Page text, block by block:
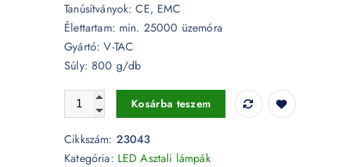
Tanúsítványok: CE, EMC
Élettartam: min. 25000 üzemóra
Gyártó: V-TAC
Súly: 800 g/db
3W LED Mágneses 3in1 piros asztali lámpa 4000K - 23043
Kosárba teszem
Cikkszám: 23043
Kategória: LED Asztali lámpák